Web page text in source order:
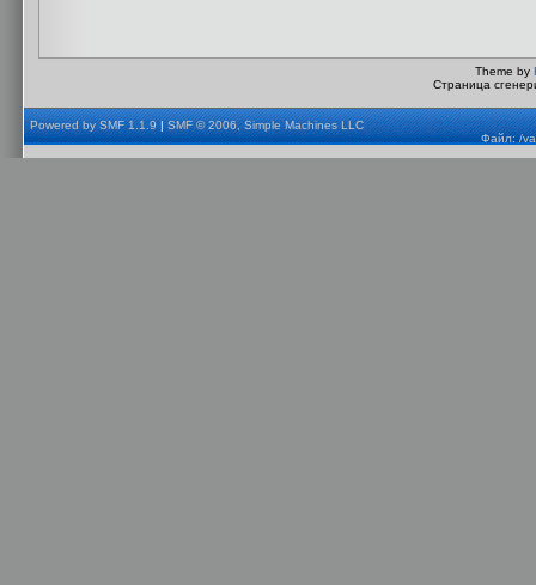
Theme by
Страница
Powered by SMF 1.1.9|SMF © 2006, Simple Machines LLC
Файл: /